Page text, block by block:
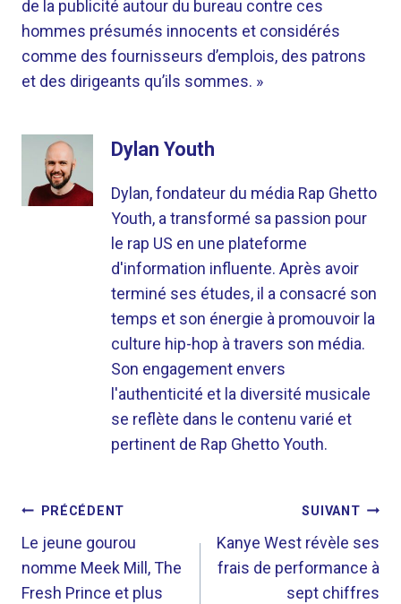
de la publicité autour du bureau contre ces
hommes présumés innocents et considérés
comme des fournisseurs d’emplois, des patrons
et des dirigeants qu’ils sommes. »
Dylan Youth
Dylan, fondateur du média Rap Ghetto
Youth, a transformé sa passion pour
le rap US en une plateforme
d'information influente. Après avoir
terminé ses études, il a consacré son
temps et son énergie à promouvoir la
culture hip-hop à travers son média.
Son engagement envers
l'authenticité et la diversité musicale
se reflète dans le contenu varié et
pertinent de Rap Ghetto Youth.
NAVIGATION
DE
L’ARTICLE
PRÉCÉDENT
Le jeune gourou
nomme Meek Mill, The
Fresh Prince et plus
SUIVANT
Kanye West révèle ses
frais de performance à
sept chiffres